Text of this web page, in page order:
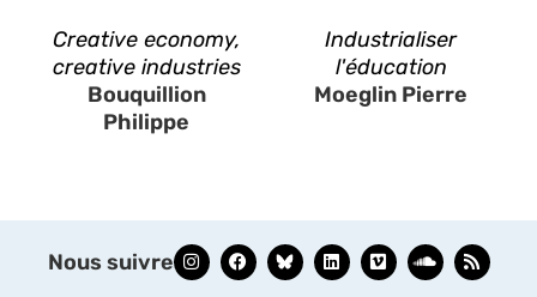
Creative economy,
creative industries
Bouquillion
Philippe
Industrialiser
l'éducation
Moeglin Pierre
Nous suivre